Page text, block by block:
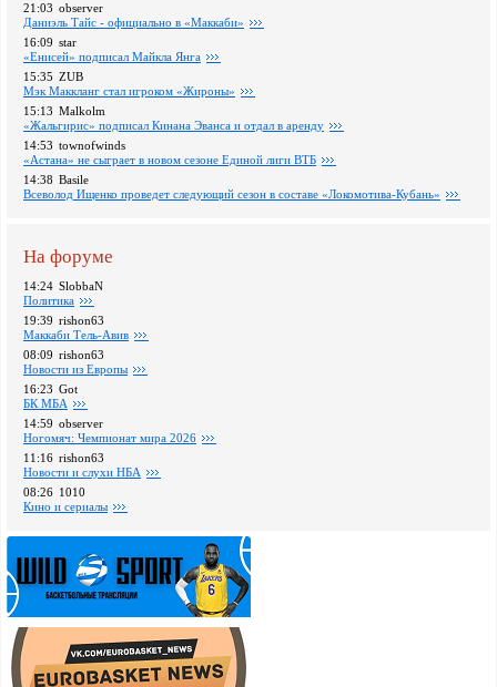
21:03 observer
Даниэль Тайс - официально в «Маккаби»
16:09 star
«Енисей» подписал Майкла Янга
15:35 ZUB
Мэк Маккланг стал игроком «Жироны»
15:13 Malkolm
«Жальгирис» подписал Кинана Эванса и отдал в аренду
14:53 townofwinds
«Астана» не сыграет в новом сезоне Единой лиги ВТБ
14:38 Basile
Всеволод Ищенко проведет следующий сезон в составе «Локомотива-Кубань»
На форуме
14:24 SlobbaN
Политика
19:39 rishon63
Маккаби Тель-Авив
08:09 rishon63
Новости из Европы
16:23 Got
БК МБА
14:59 observer
Ногомяч: Чемпионат мира 2026
11:16 rishon63
Новости и слухи НБА
08:26 1010
Кино и сериалы